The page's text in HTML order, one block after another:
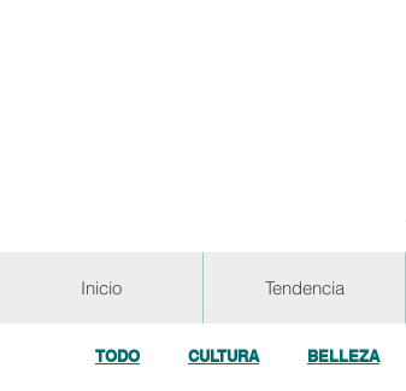
Inicio Tendencia
TODO CULTURA BELLEZA